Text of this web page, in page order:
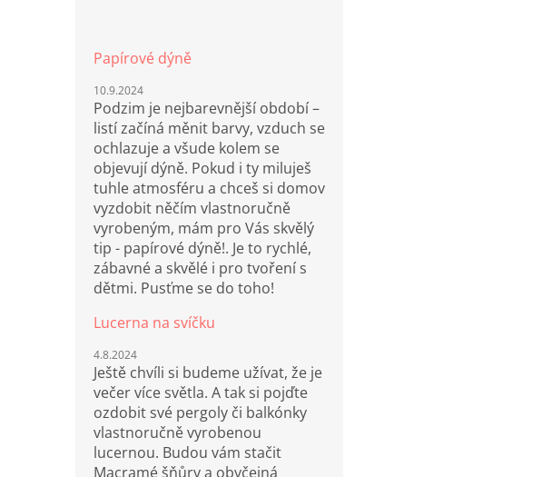
Papírové dýně
10.9.2024
Podzim je nejbarevnější období –
listí začíná měnit barvy, vzduch se
ochlazuje a všude kolem se
objevují dýně. Pokud i ty miluješ
tuhle atmosféru a chceš si domov
vyzdobit něčím vlastnoručně
vyrobeným, mám pro Vás skvělý
tip - papírové dýně!. Je to rychlé,
zábavné a skvělé i pro tvoření s
dětmi. Pusťme se do toho!
Lucerna na svíčku
4.8.2024
Ještě chvíli si budeme užívat, že je
večer více světla. A tak si pojďte
ozdobit své pergoly či balkónky
vlastnoručně vyrobenou
lucernou. Budou vám stačit
Macramé šňůry a obyčejná